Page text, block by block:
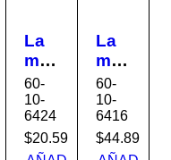
La
min
a
Gal
van
izad
60-
10-
6424
$20.59
La
min
a
Gal
van
izad
60-
10-
6416
$44.89